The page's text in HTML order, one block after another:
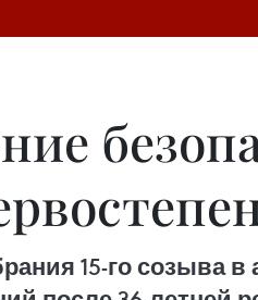
15-го созыва в